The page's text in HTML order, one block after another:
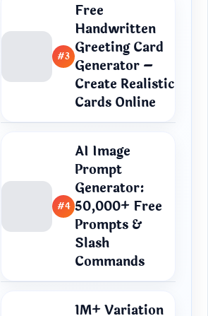
#3
Free
Handwritten
Greeting Card
Generator –
Create Realistic
Cards Online
#4
AI Image
Prompt
Generator:
50,000+ Free
Prompts &
Slash
Commands
1M+ Variation